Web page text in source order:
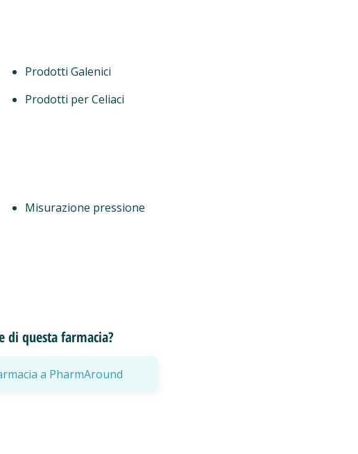
Prodotti Galenici
Prodotti per Celiaci
Misurazione pressione
di questa farmacia?
a PharmAround